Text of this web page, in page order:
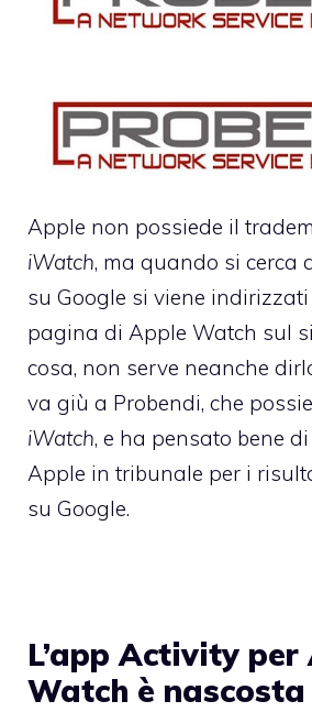
Apple non possiede il
iWatch, ma quando si cerca
su Google si viene
pagina di Apple Watch sul
cosa, non serve neanche
va giù a Probendi, che
iWatch, e ha pensato bene
Apple in tribunale per i
su Google.
L’app Activity per
Watch è nascosta